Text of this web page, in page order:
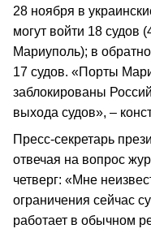
28 ноября в
могут войти 18 судов
Мариуполь); в
17 судов. «Порты
заблокированы
выхода судов», –
Пресс-секретарь
отвечая на вопрос
четверг: «Мне
ограничения сейчас
работает в обычном